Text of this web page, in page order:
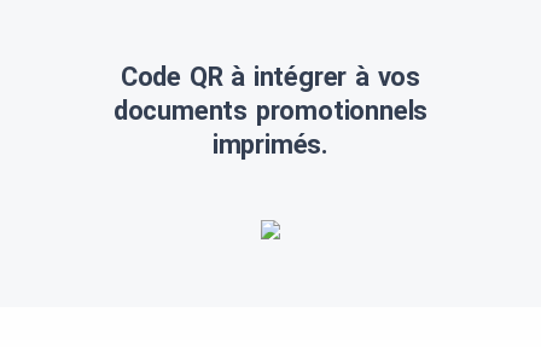
Code QR à intégrer à vos
documents promotionnels
imprimés.